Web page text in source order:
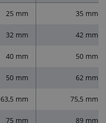
25 mm 35 mm
32 mm 42 mm
40 mm 50 mm
50 mm 62 mm
63,5 mm 75,5 mm
75 mm 89 mm